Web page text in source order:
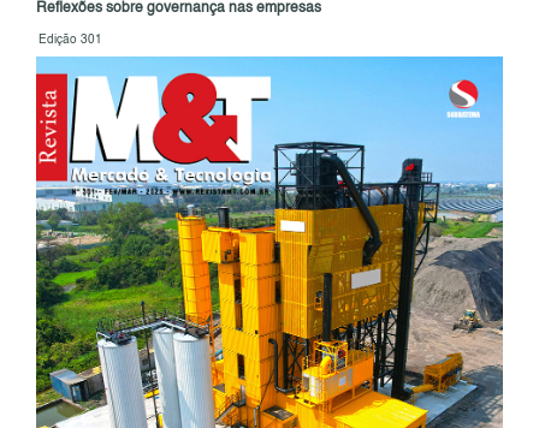
Reflexões sobre governança nas empresas
Edição 301